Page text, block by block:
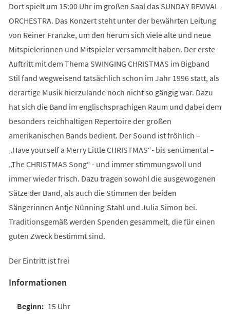
Dort spielt um 15:00 Uhr im großen Saal das SUNDAY REVIVAL
ORCHESTRA. Das Konzert steht unter der bewährten Leitung
von Reiner Franzke, um den herum sich viele alte und neue
Mitspielerinnen und Mitspieler versammelt haben. Der erste
Auftritt mit dem Thema SWINGING CHRISTMAS im Bigband
Stil fand wegweisend tatsächlich schon im Jahr 1996 statt, als
derartige Musik hierzulande noch nicht so gängig war. Dazu
hat sich die Band im englischsprachigen Raum und dabei dem
besonders reichhaltigen Repertoire der großen
amerikanischen Bands bedient. Der Sound ist fröhlich –
„Have yourself a Merry Little CHRISTMAS“- bis sentimental –
„The CHRISTMAS Song“ - und immer stimmungsvoll und
immer wieder frisch. Dazu tragen sowohl die ausgewogenen
Sätze der Band, als auch die Stimmen der beiden
Sängerinnen Antje Nünning-Stahl und Julia Simon bei.
Traditionsgemäß werden Spenden gesammelt, die für einen
guten Zweck bestimmt sind.
Der Eintritt ist frei
Informationen
15 Uhr